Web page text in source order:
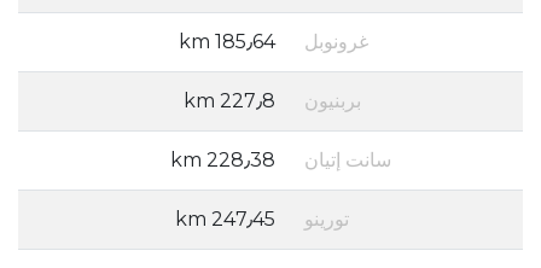
غرونوبل 185٫64 km
بربنيون 227٫8 km
سانت إتيان 228٫38 km
تورينو 247٫45 km